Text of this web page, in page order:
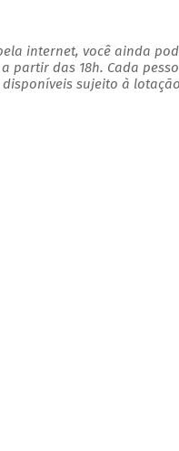
internet, você ainda
partir das 18h. Cada
sujeito à